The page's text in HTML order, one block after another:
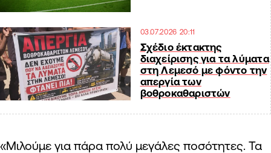
03.07.2026 20:11
Σχέδιο έκτακτης
διαχείρισης για τα λύματα
στη Λεμεσό με φόντο την
απεργία των
βοθροκαθαριστών
«Μιλούμε για πάρα πολύ μεγάλες ποσότητες. Τα